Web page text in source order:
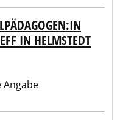
IN HELMSTEDT
Angabe